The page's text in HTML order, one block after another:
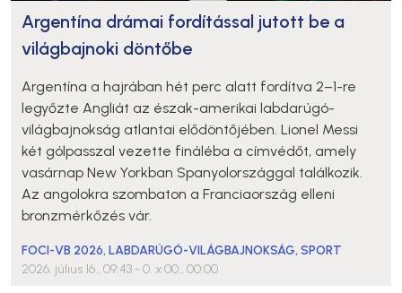
Argentína drámai fordítással jutott be a
világbajnoki döntőbe
Argentína a hajrában hét perc alatt fordítva 2–1-re
legyőzte Angliát az észak-amerikai labdarúgó-
világbajnokság atlantai elődöntőjében. Lionel Messi
két gólpasszal vezette fináléba a címvédőt, amely
vasárnap New Yorkban Spanyolországgal találkozik.
Az angolokra szombaton a Franciaország elleni
bronzmérkőzés vár.
FOCI-VB 2026,LABDARÚGÓ-VILÁGBAJNOKSÁG,SPORT
2026. július 16., 09:43 - 0. x 00., 00:00